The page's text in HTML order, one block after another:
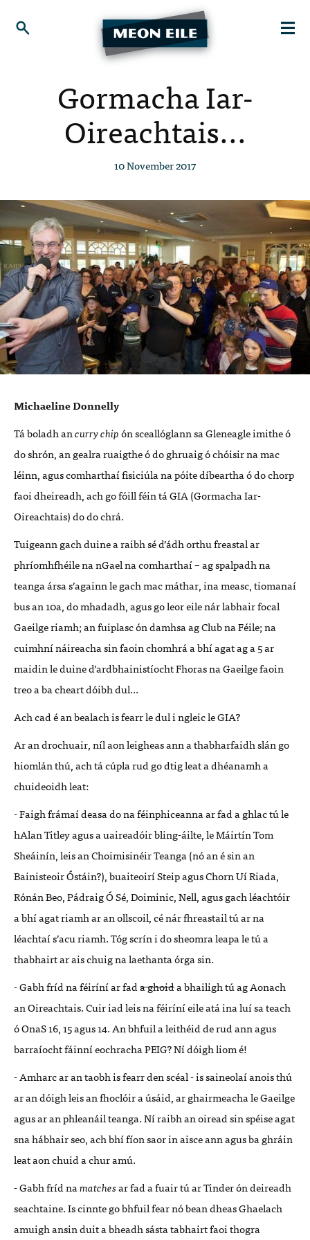
Gormacha Iar-
Oireachtais...
10 November 2017
Michaeline Donnelly
Tá boladh ancurry chipón sceallóglann sa Gleneagle imithe ó
do shrón, an gealra ruaigthe ó do ghruaig ó chóisir na mac
léinn, agus comharthaí fisiciúla na póite díbeartha ó do chorp
faoi dheireadh, ach go fóill féin tá GIA (Gormacha Iar-
Oireachtais) do do chrá.
Tuigeann gach duine a raibh sé d’ádh orthu freastal ar
phríomhfhéile na nGael na comharthaí – ag spalpadh na
teanga ársa s’againn le gach mac máthar, ina measc, tiomanaí
bus an 10a, do mhadadh, agus go leor eile nár labhair focal
Gaeilge riamh; an fuiplasc ón damhsa ag Club na Féile; na
cuimhní náireacha sin faoin chomhrá a bhí agat ag a 5 ar
maidin le duine d’ardbhainistíocht Fhoras na Gaeilge faoin
treo a ba cheart dóibh dul...
Ach cad é an bealach is fearr le dul i ngleic le GIA?
Ar an drochuair, níl aon leigheas ann a thabharfaidh slán go
hiomlán thú, ach tá cúpla rud go dtig leat a dhéanamh a
chuideoidh leat:
- Faigh frámaí deasa do na féinphiceanna ar fad a ghlac tú le
hAlan Titley agus a uaireadóir bling-áilte, le Máirtín Tom
Sheáinín, leis an Choimisinéir Teanga (nó an é sin an
Bainisteoir Óstáin?), buaiteoirí Steip agus Chorn Uí Riada,
Rónán Beo, Pádraig Ó Sé, Doiminic, Nell, agus gach léachtóir
a bhí agat riamh ar an ollscoil, cé nár fhreastail tú ar na
léachtaí s’acu riamh. Tóg scrín i do sheomra leapa le tú a
thabhairt ar ais chuig na laethanta órga sin.
- Gabh fríd na féiríní ar fada ghoida bhailigh tú ag Aonach
an Oireachtais. Cuir iad leis na féiríní eile atá ina luí sa teach
ó OnaS 16, 15 agus 14. An bhfuil a leithéid de rud ann agus
barraíocht fáinní eochracha PEIG? Ní dóigh liom é!
- Amharc ar an taobh is fearr den scéal - is saineolaí anois thú
ar an dóigh leis an fhoclóir a úsáid, ar ghairmeacha le Gaeilge
agus ar an phleanáil teanga. Ní raibh an oiread sin spéise agat
sna hábhair seo, ach bhí fíon saor in aisce ann agus ba ghráin
leat aon chuid a chur amú.
- Gabh fríd namatchesar fad a fuair tú ar Tinder ón deireadh
seachtaine. Is cinnte go bhfuil fear nó bean dheas Ghaelach
amuigh ansin duit a bheadh sásta tabhairt faoi thogra